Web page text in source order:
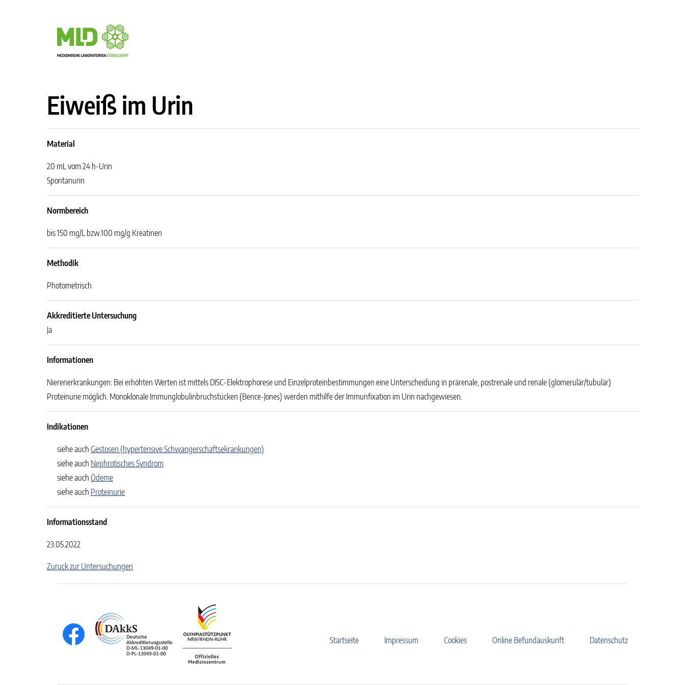
Eiweiß im Urin
Material
20 mL vom 24 h-Urin
Spontanurin
Normbereich
bis 150 mg/L bzw.100 mg/g Kreatinen
Methodik
Photometrisch
Akkreditierte Untersuchung
Ja
Informationen
Nierenerkrankungen: Bei erhöhten Werten ist mittels DISC-Elektrophorese und Einzelproteinbestimmungen eine Unterscheidung in prärenale, postrenale und renale (glomerulär/tubulär)
Proteinurie möglich. Monoklonale Immunglobulinbruchstücken (Bence-Jones) werden mithilfe der Immunfixation im Urin nachgewiesen.
Indikationen
siehe auch Gestosen (hypertensive Schwangerschaftsekrankungen)
siehe auch Nephrotisches Syndrom
siehe auch Ödeme
siehe auch Proteinurie
Informationsstand
23.05.2022
Zuruck zur Untersuchungen
Startseite Impressum Cookies Online Befundauskunft Datenschutz